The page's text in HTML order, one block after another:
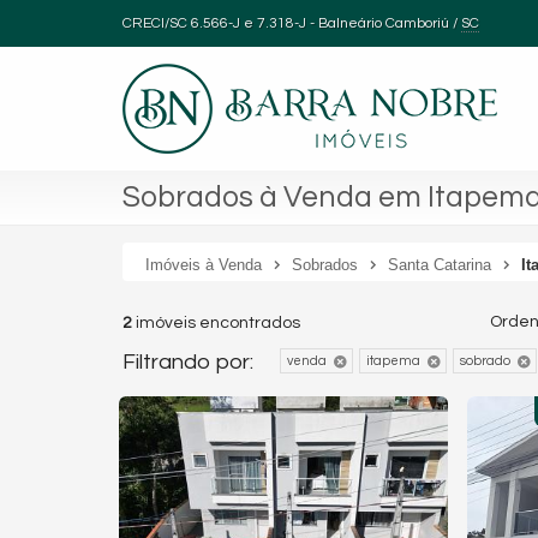
CRECI/SC 6.566-J e 7.318-J - Balneário Camboriú / SC
Sobrados à Venda em
Imóveis à Venda Sobrados Santa Catarina
2 imóveis encontrados
Filtrando por: venda itapema sobrado